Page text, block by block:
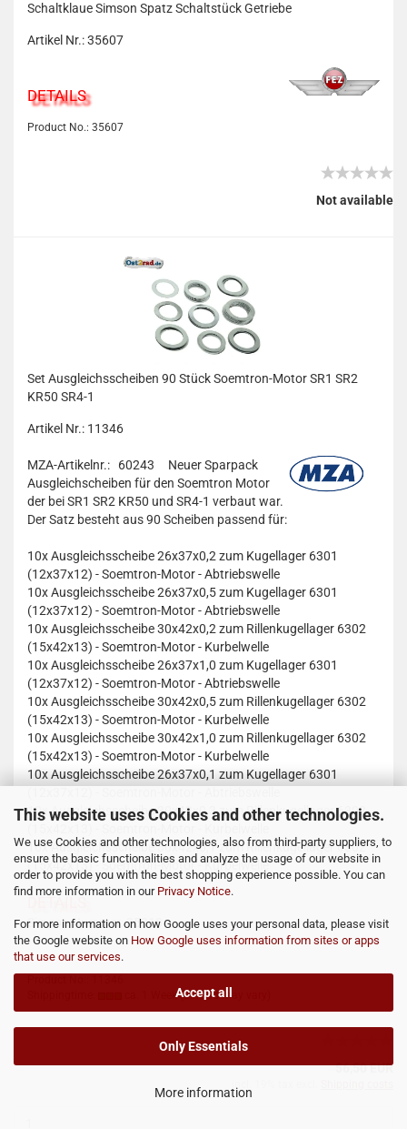
This website uses Cookies and other technologies.
We use Cookies and other technologies, also from third-party suppliers, to
ensure the basic functionalities and analyze the usage of our website in
order to provide you with the best shopping experience possible. You can
find more information in our Privacy Notice.
For more information on how Google uses your personal data, please visit
the Google website on How Google uses information from sites or apps
that use our services.
Accept all
Only Essentials
More information
Schaltklaue Simson Spatz Schaltstück Getriebe
Artikel Nr.: 35607
DETAILS
Product No.: 35607
Not available
Set Ausgleichsscheiben 90 Stück Soemtron-Motor SR1 SR2
KR50 SR4-1
Artikel Nr.: 11346
MZA-Artikelnr.: 60243
Neuer Sparpack
Ausgleichscheiben für den Soemtron Motor
der bei SR1 SR2 KR50 und SR4-1 verbaut war.
Der Satz besteht aus 90 Scheiben passend für:
10x Ausgleichsscheibe 26x37x0,2 zum Kugellager 6301
(12x37x12) - Soemtron-Motor - Abtriebswelle
10xAusgleichsscheibe 26x37x0,5 zum Kugellager 6301
(12x37x12) - Soemtron-Motor - Abtriebswelle
10x Ausgleichsscheibe 30x42x0,2 zum Rillenkugellager 6302
(15x42x13) - Soemtron-Motor - Kurbelwelle
10x Ausgleichsscheibe 26x37x1,0 zum Kugellager 6301
(12x37x12) - Soemtron-Motor - Abtriebswelle
10xAusgleichsscheibe 30x42x0,5 zum Rillenkugellager 6302
(15x42x13) - Soemtron-Motor - Kurbelwelle
10xAusgleichsscheibe 30x42x1,0 zum Rillenkugellager 6302
(15x42x13) - Soemtron-Motor - Kurbelwelle
10xAusgleichsscheibe 26x37x0,1 zum Kugellager 6301
10xAusgleichsscheibe 30x42x0,3 zum Rillenkugellager 6302
10xAusgleichsscheibe 30x42x0,1 zum Rillenkugellager 6302
(15x42x13) - Soemtron-Motor - Kurbelwelle
Simson Nummer:35318
ca. 1 Week (abroad may vary)
56,50 EUR
incl. 19% tax excl.